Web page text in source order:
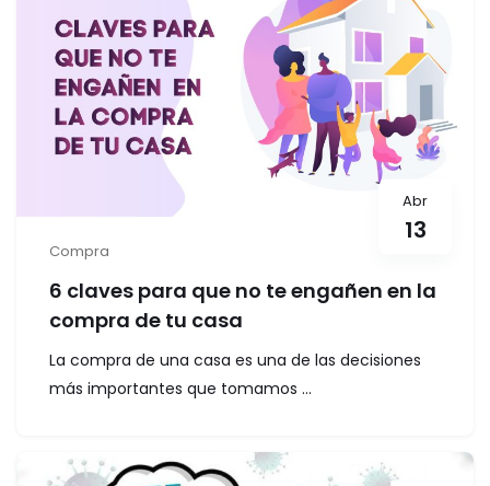
Abr
13
Compra
6 claves para que no te engañen en la
compra de tu casa
La compra de una casa es una de las decisiones
más importantes que tomamos ...